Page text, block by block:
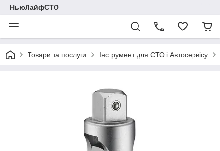
НьюЛайфСТО
Товари та послуги Інструмент для СТО і Автосервісу